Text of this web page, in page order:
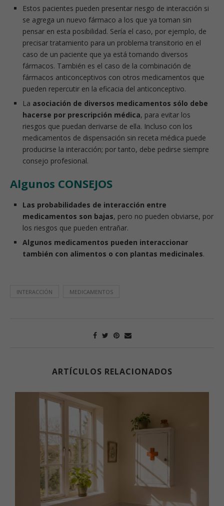
Estos pacientes pueden presentar riesgo de interacción si
se agrega un nuevo fármaco a los que ya toman sin
pensar en esta posibilidad. Sería el caso, por ejemplo, de
precisar tratamiento para un problema transitorio en el
caso de un paciente que ya está tomando diversos
fármacos. También es el caso de la combinación de
fármacos anticonceptivos con otros medicamentos que
pueden repercutir en la eficacia del anticonceptivo.
La asociación de diversos medicamentos sólo debe
hacerse por prescripción médica, para evitar los
riesgos que puedan derivarse de ella. Incluso con los
medicamentos de dispensación sin receta médica puede
producirse la interacción; por tanto, debe pedirse siempre
consejo profesional.
Algunos CONSEJOS
Las probabilidades de interacción entre
medicamentos son bajas, pero no pueden obviarse, por
los riesgos que pueden entrañar.
Algunos medicamentos pueden interaccionar
también con alimentos o con plantas medicinales.
INTERACCIÓN MEDICAMENTOS
ARTÍCULOS RELACIONADOS